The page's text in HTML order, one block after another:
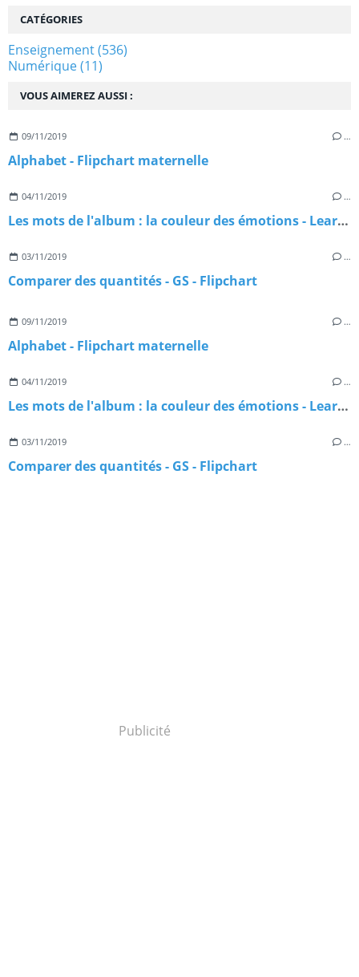
VOUS AIMEREZ AUSSI :
09/11/2019 …
Alphabet - Flipchart maternelle
04/11/2019 …
Les mots de l'album : la couleur des émotions - Learningapps
03/11/2019 …
Comparer des quantités - GS - Flipchart
09/11/2019 …
Alphabet - Flipchart maternelle
04/11/2019 …
Les mots de l'album : la couleur des émotions - Learningapps
03/11/2019 …
Comparer des quantités - GS - Flipchart
CATÉGORIES
Enseignement(536)
Numérique(11)
Publicité